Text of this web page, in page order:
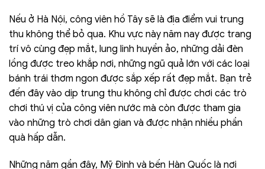
Nếu ở Hà Nội, công viên hồ Tây sẽ là địa điểm vui trung
thu không thể bỏ qua. Khu vực này năm nay được trang
trí vô cùng đẹp mắt, lung linh huyền ảo, những dải đèn
lồng được treo khắp nơi, những ngũ quả lớn với các loại
bánh trái thơm ngon được sắp xếp rất đẹp mắt. Bạn trẻ
đến đây vào dịp trung thu không chỉ được chơi các trò
chơi thú vị của công viên nước mà còn được tham gia
vào những trò chơi dân gian và được nhận nhiều phần
quà hấp dẫn.
Những năm gần đây, Mỹ Đình và bến Hàn Quốc là nơi